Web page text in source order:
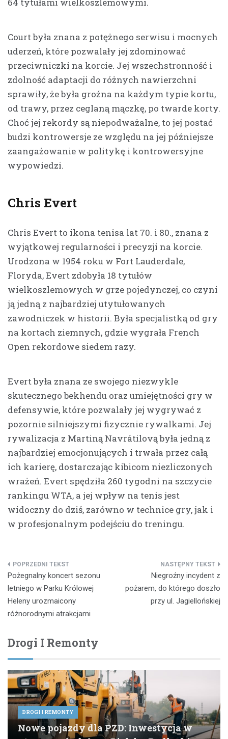
64 tytułami wielkoszlemowymi.
Court była znana z potężnego serwisu i mocnych
uderzeń, które pozwalały jej zdominować
przeciwniczki na korcie. Jej wszechstronność i
zdolność adaptacji do różnych nawierzchni
sprawiły, że była groźna na każdym typie kortu,
od trawy, przez ceglaną mączkę, po twarde korty.
Choć jej rekordy są niepodważalne, to jej postać
budzi kontrowersje ze względu na jej późniejsze
zaangażowanie w politykę i kontrowersyjne
wypowiedzi.
Chris Evert
Chris Evert to ikona tenisa lat 70. i 80., znana z
wyjątkowej regularności i precyzji na korcie.
Urodzona w 1954 roku w Fort Lauderdale,
Floryda, Evert zdobyła 18 tytułów
wielkoszlemowych w grze pojedynczej, co czyni
ją jedną z najbardziej utytułowanych
zawodniczek w historii. Była specjalistką od gry
na kortach ziemnych, gdzie wygrała French
Open rekordowe siedem razy.
Evert była znana ze swojego niezwykle
skutecznego bekhendu oraz umiejętności gry w
defensywie, które pozwalały jej wygrywać z
pozornie silniejszymi fizycznie rywalkami. Jej
rywalizacja z Martiną Navrátilovą była jedną z
najbardziej emocjonujących i trwała przez całą
ich karierę, dostarczając kibicom niezliczonych
wrażeń. Evert spędziła 260 tygodni na szczycie
rankingu WTA, a jej wpływ na tenis jest
widoczny do dziś, zarówno w technice gry, jak i
w profesjonalnym podejściu do treningu.
Nawigacja
wpisu
Pożegnalny koncert sezonu
letniego w Parku Królowej
Heleny urozmaicony
różnorodnymi atrakcjami
Niegroźny incydent z
pożarem, do którego doszło
przy ul. Jagiellońskiej
Drogi I Remonty
DROGI I REMONTY
Nowe pojazdy dla PZD: Inwestycja w